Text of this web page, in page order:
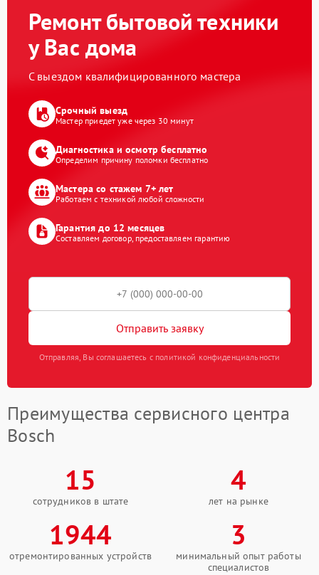
Ремонт бытовой техники
у Вас дома
С выездом квалифицированного мастера
Срочный выезд
Мастер приедет уже через 30 минут
Диагностика и осмотр бесплатно
Определим причину поломки бесплатно
Мастера со стажем 7+ лет
Работаем с техникой любой сложности
Гарантия до 12 месяцев
Составляем договор, предоставляем гарантию
Отправить заявку
Отправляя, Вы соглашаетесь с политикой конфиденциальности
Преимущества сервисного центра
Bosch
15
сотрудников в штате
4
лет на рынке
1944
отремонтированных устройств
3
минимальный опыт работы
специалистов